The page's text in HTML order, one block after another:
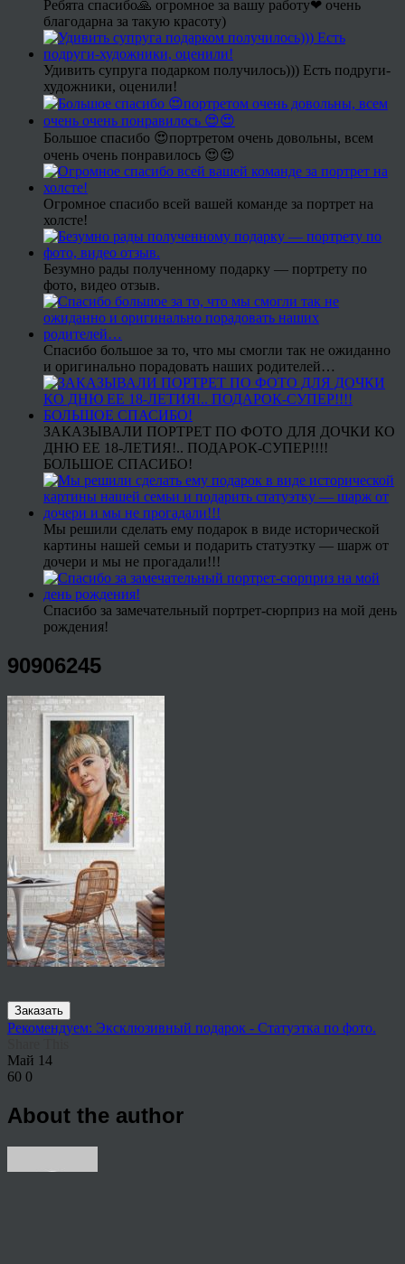
Ребята спасибо🙏 огромное за вашу работу❤ очень
благодарна за такую красоту)
Удивить супруга подарком получилось))) Есть подруги-
художники, оценили!
Большое спасибо 😍портретом очень довольны, всем
очень очень понравилось 😍😍
Огромное спасибо всей вашей команде за портрет на
холсте!
Безумно рады полученному подарку — портрету по
фото, видео отзыв.
Спасибо большое за то, что мы смогли так не ожиданно
и оригинально порадовать наших родителей…
ЗАКАЗЫВАЛИ ПОРТРЕТ ПО ФОТО ДЛЯ ДОЧКИ КО
ДНЮ ЕЕ 18-ЛЕТИЯ!.. ПОДАРОК-СУПЕР!!!!
БОЛЬШОЕ СПАСИБО!
Мы решили сделать ему подарок в виде исторической
картины нашей семьи и подарить статуэтку — шарж от
дочери и мы не прогадали!!!
Спасибо за замечательный портрет-сюрприз на мой день
рождения!
90906245
Заказать
Рекомендуем: Эксклюзивный подарок - Статуэтка по фото.
Май 14
60 0
About the author